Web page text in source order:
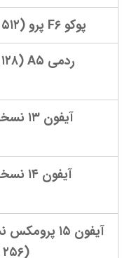
پوکو F۶ پرو (۵۱۲ گیگابایت)
ردمی A۵ (۱۲۸ گیگابایت)
(۲۵۶ گیگابایت)